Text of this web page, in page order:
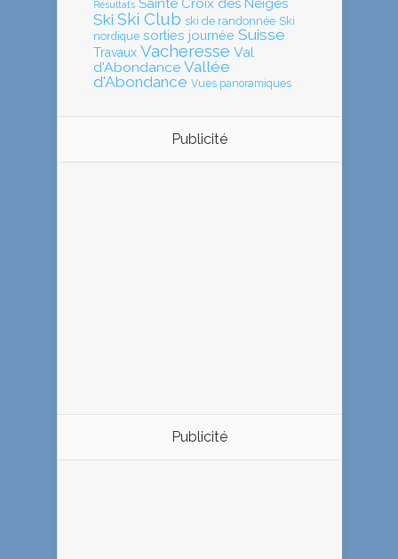
Résultats Sainte Croix des Neiges
Ski Ski Club ski de randonnée Ski
nordique sorties journée Suisse
Travaux Vacheresse Val
d'Abondance Vallée
d'Abondance Vues panoramiques
Publicité
Publicité